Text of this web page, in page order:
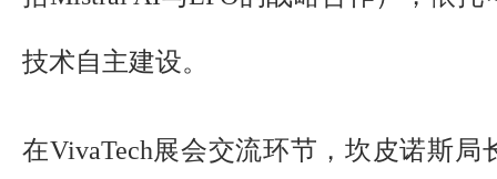
技术自主建设。
在VivaTech展会交流环节，坎皮诺斯